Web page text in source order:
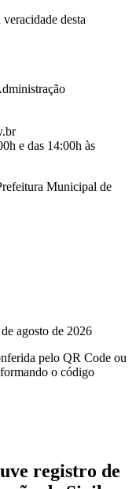
desta
e das 14:00h às
Municipal de
agosto de 2026
pelo QR Code ou
o código
registro de